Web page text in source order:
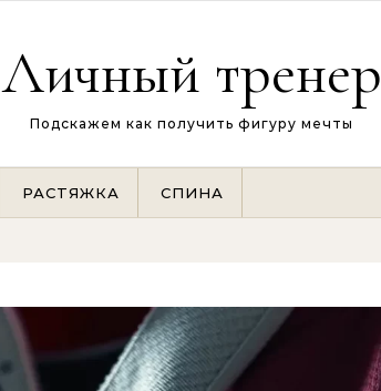
Личный тренер
Подскажем как получить фигуру мечты
РАСТЯЖКА СПИНА